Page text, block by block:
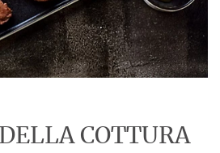
COTTURA